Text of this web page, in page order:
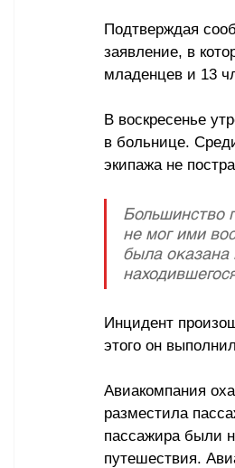
Подтверждая
заявление, в
младенцев и 13
В воскресенье
в больнице.
экипажа не
Большинство
не мог ими
была оказана
Инцидент
этого он
Авиакомпания
разместила
пассажира были
путешествия.